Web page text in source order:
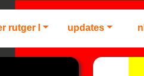
rutger l updates nl